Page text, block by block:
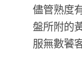
儘管熟度
盤所附的
服無數饕